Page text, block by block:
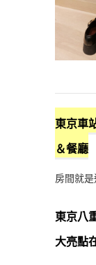
東京車
＆餐廳
房間就
東京八
大亮點